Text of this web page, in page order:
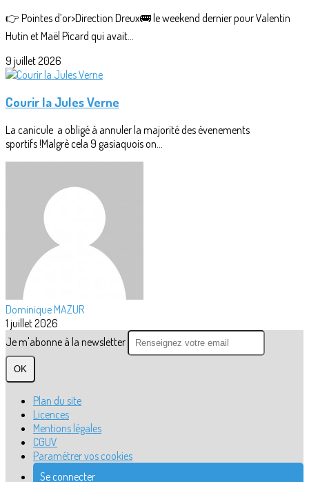
👉 Pointes d’or>Direction Dreux🚌 le weekend dernier pour Valentin
Hutin et Maël Picard qui avait...
9 juillet 2026
Courir la Jules Verne
La canicule a obligé à annuler la majorité des évenements
sportifs !Malgrè cela 9 gasiaquois on...
Dominique MAZUR
1 juillet 2026
Je m'abonne à la newsletter
OK
Plan du site
Licences
Mentions légales
CGUV
Paramétrer vos cookies
Se connecter